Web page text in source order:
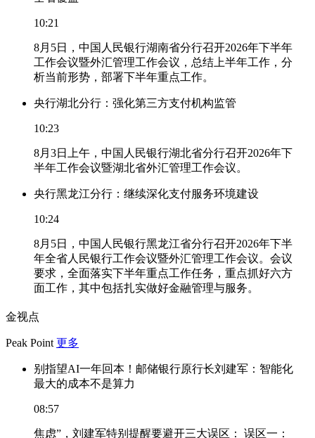
10:21
8月5日，中国人民银行湖南省分行召开2026年下半年
工作会议暨外汇管理工作会议，总结上半年工作，分
析当前形势，部署下半年重点工作。
央行湖北分行：强化第三方支付机构监管
10:23
8月3日上午，中国人民银行湖北省分行召开2026年下
半年工作会议暨湖北省外汇管理工作会议。
央行黑龙江分行：继续深化支付服务环境建设
10:24
8月5日，中国人民银行黑龙江省分行召开2026年下半
年全省人民银行工作会议暨外汇管理工作会议。会议
要求，全面落实下半年重点工作任务，重点抓好六方
面工作，其中包括扎实做好金融管理与服务。
金视点
Peak Point 更多
别指望AI一年回本！邮储银行原行长刘建军：智能化
最大的成本不是算力
08:57
焦虑”，刘建军特别提醒要避开三大误区： 误区一：